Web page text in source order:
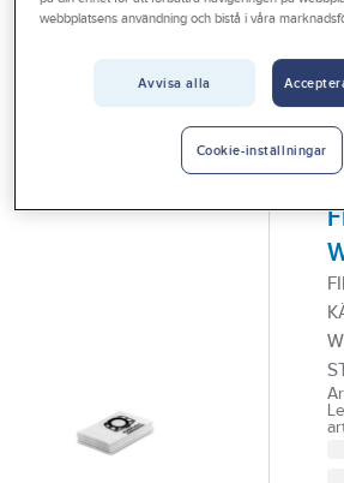
Outlet
Elhandverktyg och maskiner
Damm -
Tillbehör till damm - grovsugare - utsugning
webbplatsens användning och bistå i våra
Avvisa alla
Cookie-inställningar